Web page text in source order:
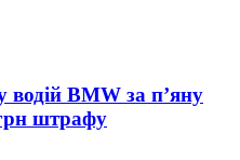
водій BMW за п’яну
штрафу